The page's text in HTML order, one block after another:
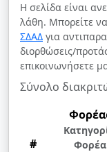
Η σελίδα είναι
λάθη. Μπορείτε
ΣΔΑΔ για
διορθώσεις/
επικοινωνήσετε
Σύνολο
#
Φορέα